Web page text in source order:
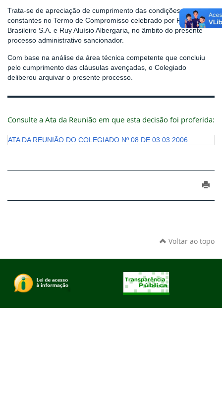
Trata-se de apreciação de cumprimento das condições
constantes no Termo de Compromisso celebrado por Petróleo
Brasileiro S.A. e Ruy Aluísio Albergaria, no âmbito do presente
processo administrativo sancionador.
Com base na análise da área técnica competente que concluiu
pelo cumprimento das cláusulas avençadas, o Colegiado
deliberou arquivar o presente processo.
Consulte a Ata da Reunião em que esta decisão foi proferida:
ATA DA REUNIÃO DO COLEGIADO Nº 08 DE 03.03.2006
Voltar ao topo